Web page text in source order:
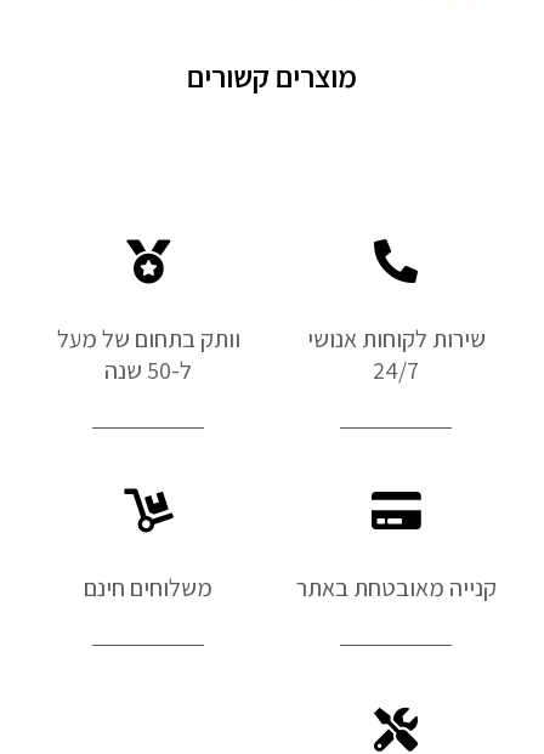
מוצרים קשורים
שירות לקוחות אנושי
24/7
וותק בתחום של מעל
ל-50 שנה
קנייה מאובטחת באתר משלוחים חינם